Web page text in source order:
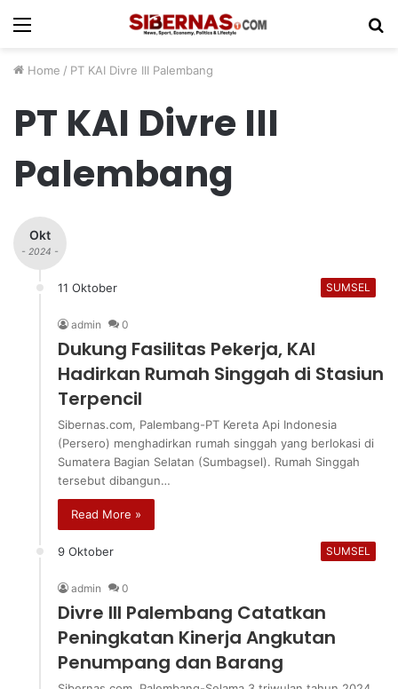
Menu
Home / PT KAI Divre III Palembang
PT KAI Divre III
Palembang
Okt
- 2024 -
11 Oktober SUMSEL
admin 0
Dukung Fasilitas Pekerja, KAI
Hadirkan Rumah Singgah di Stasiun
Terpencil
Sibernas.com, Palembang-PT Kereta Api Indonesia
(Persero) menghadirkan rumah singgah yang berlokasi di
Sumatera Bagian Selatan (Sumbagsel). Rumah Singgah
tersebut dibangun…
Read More »
9 Oktober SUMSEL
admin 0
Divre III Palembang Catatkan
Peningkatan Kinerja Angkutan
Penumpang dan Barang